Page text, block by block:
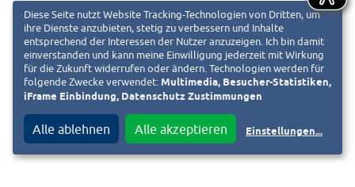
Diese Seite nutzt Website Tracking-Technologien von Dritten, um
ihre Dienste anzubieten, stetig zu verbessern und Inhalte
entsprechend der Interessen der Nutzer anzuzeigen. Ich bin damit
einverstanden und kann meine Einwilligung jederzeit mit Wirkung
für die Zukunft widerrufen oder ändern. Technologien werden für
folgende Zwecke verwendet: Multimedia, Besucher-Statistiken,
iFrame Einbindung, Datenschutz Zustimmungen
Alle ablehnen Alle akzeptieren Einstellungen...